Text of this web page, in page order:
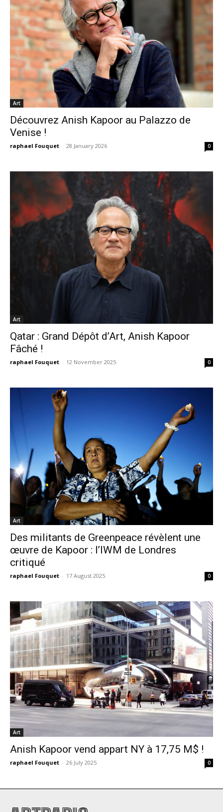
Art
Découvrez Anish Kapoor au Palazzo de
Venise !
raphael Fouquet - 28 January 2026 0
Art
Qatar : Grand Dépôt d’Art, Anish Kapoor
Fâché !
raphael Fouquet - 12 November 2025 0
Art
Des militants de Greenpeace révèlent une
œuvre de Kapoor : l’IWM de Londres
critiqué
raphael Fouquet - 17 August 2025 0
Art
Anish Kapoor vend appart NY à 17,75 M$ !
raphael Fouquet - 26 July 2025 0